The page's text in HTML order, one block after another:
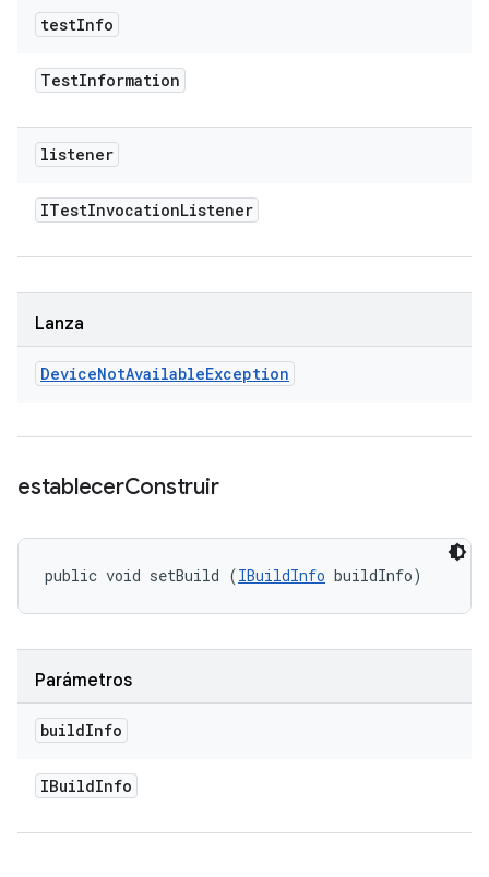
testInfo
TestInformation
listener
ITestInvocationListener
Lanza
DeviceNotAvailableException
establecerConstruir
public void setBuild (IBuildInfo buildInfo)
Parámetros
buildInfo
IBuildInfo